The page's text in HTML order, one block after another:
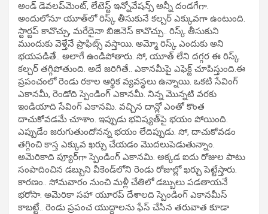
అండ్‌ డెవలప్‌మెంట్, లేటెస్ట్ ఇన్నోవేషన్స్ అన్నీ దండగేగా.
అందులోనూ యూత్‌లో రిస్క్‌ తీసుకునే కల్చర్ ఎక్కువగా ఉంటుంది.
స్టార్టప్‌ కావొచ్చు, మరేదైనా బిజినెస్ కావొచ్చు.. రిస్క్‌ తీసుకుని
ముందుకు వెళ్తేనే ప్రాఫిట్స్ వస్తాయి. అమ్మో రిస్క్‌ ఎందుకు అని
భయపడితే.. అలాగే ఉండిపోతారు. సో, యూత్‌ లేని దగ్గర ఈ రిస్క్‌
కల్చర్ తగ్గిపోతుంది. అదే జరిగితే.. ఎకానమీపై ఎఫెక్ట్ చూపిస్తుంది.ఈ
ప్రపంచంలో రెండు రకాల ఆర్థిక వ్యవస్థలు ఉన్నాయి. ఒకటి సేవింగ్
ఎకానమీ, రెండోది స్పెండింగ్‌ ఎకానమీ. నిన్న మొన్నటి వరకు
ఇండియాది సేవింగ్ ఎకానమి. వచ్చిన దాన్లో ఎంతో కొంత
దాచుకోవడమే చూశాం. ఇప్పుడు భవిష్యత్‌పై భయం పోయింది.
ఎప్పుడేం జరుగుతుందోనన్న భయం లేదిప్పుడు. సో, దాచుకోవడం
తగ్గించి కాస్త ఎక్కువ ఖర్చు చేయడం మొదలుపెడుతున్నాం.
అమెరికాది ప్యూర్‌గా స్పెండింగ్ ఎకానమి. అక్కడ ఐదు రోజుల పాటు
సంపాదించిన డబ్బుని వీకెండ్‌లోని రెండు రోజుల్లో ఖర్చు పెట్టేస్తారు.
కారణం.. సోమవారం నుంచి మళ్లీ చేతిలో డబ్బులు పడతాయనే
భరోసా. అమెరికా సహా యూరప్‌ దేశాలది స్పెండింగ్ ఎకానమీస్
కాబట్టే.. రెండు ప్రపంచ యుద్ధాలను ఫేస్‌ చేసిన తరువాత కూడా